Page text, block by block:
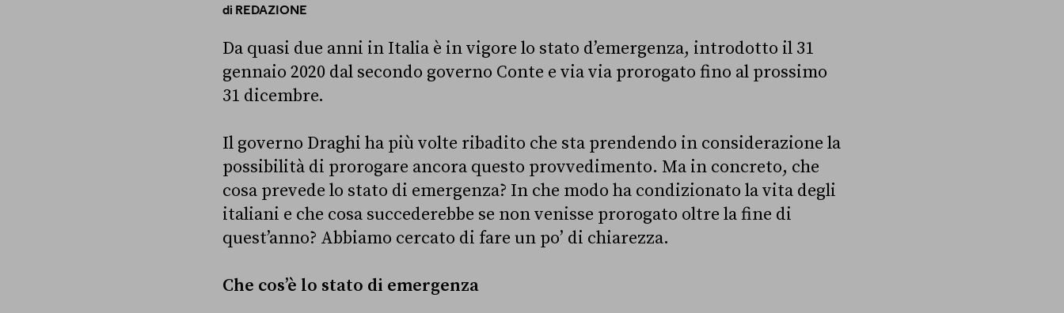
di REDAZIONE
Da quasi due anni in Italia è in vigore lo stato d’emergenza, introdotto il 31
gennaio 2020 dal secondo governo Conte e via via prorogato fino al prossimo
31 dicembre.
Il governo Draghi ha più volte ribadito che sta prendendo in considerazione la
possibilità di prorogare ancora questo provvedimento. Ma in concreto, che
cosa prevede lo stato di emergenza? In che modo ha condizionato la vita degli
italiani e che cosa succederebbe se non venisse prorogato oltre la fine di
quest’anno? Abbiamo cercato di fare un po’ di chiarezza.
Che cos’è lo stato di emergenza